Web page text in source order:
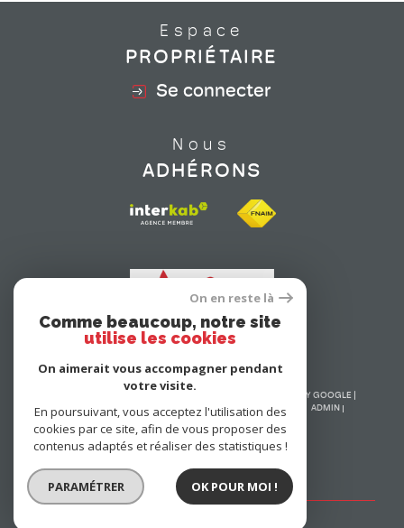
Espace
PROPRIÉTAIRE
Se connecter
Nous
ADHÉRONS
© 2026 | TOUS DROITS RÉSERVÉS | TRADUCTION POWERED BY GOOGLE |
NOS HONORAIRES
PLAN DU SITE MENTIONS LÉGALES
ADMIN
NOS LIENS
POLITIQUE RGPD
On en reste là
Comme beaucoup, notre site
utilise les cookies
On aimerait vous accompagner pendant
votre visite.
En poursuivant, vous acceptez l'utilisation des
cookies par ce site, afin de vous proposer des
contenus adaptés et réaliser des statistiques !
PARAMÉTRER OK POUR MOI !